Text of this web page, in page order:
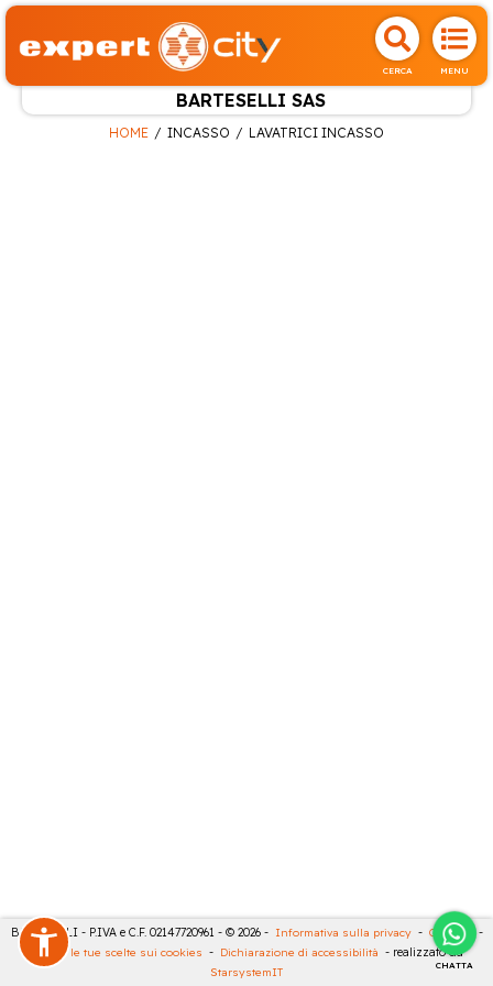
CERCA MENU
BARTESELLI SAS
CHATTA
HOME INCASSO LAVATRICI INCASSO
BARTESELLI - P.IVA e C.F. 02147720961 - © 2026 - Informativa sulla privacy - Cookies
-
Rivedi le tue scelte sui cookies - Dichiarazione di accessibilità - realizzato da
StarsystemIT